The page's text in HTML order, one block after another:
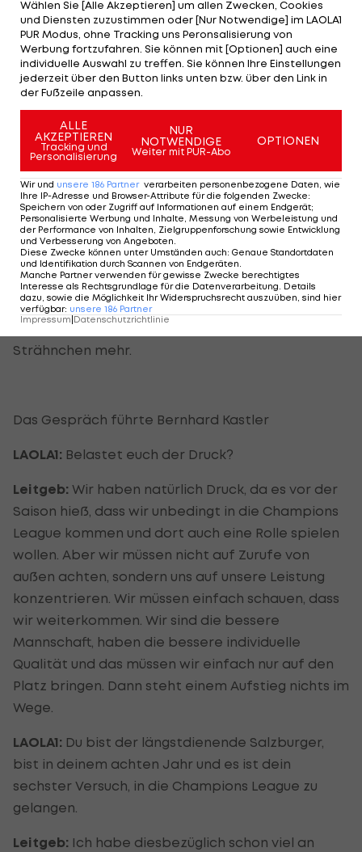
LAOLA1: Wolltest du es auch den Kritikern zeigen,
die dich nicht mehr auf der Rechnung hatten?
Leitgeb:Viele haben wohl nicht mehr daran
geglaubt, aber ich wollte es vor allem mir selbst
und ihr helfen kann. Und es hat nicht so schlecht
funktioniert (grinst).
LAOLA1:Eines müssen wir noch klären: Warum bist
du nicht mehr blond? Sind die Haare gefärbt?
Leitgeb:Ich habe sie mir nicht gefärbt, sondern
nur geschnitten und deswegen keine Strähnchen
mehr. Dafür habe ich jetzt graue Haare auf der
Seite (lacht). Aber wenn man schon verheiratet
ist und 30 Jahre alt wird, braucht es keine
Strähnchen mehr.
Das Gespräch führte Bernhard Kastler
LAOLA1: Belastet euch der Druck?
Leitgeb: Wir haben natürlich Druck, da es vor der
Saison hieß, dass wir unbedingt in die Champions
League kommen und dort auch eine Rolle spielen
wollen. Aber wir müssen nicht auf Zurufe von
außen achten, sondern uns auf unsere Leistung
konzentrieren. Wir müssen einfach schauen, dass
wir weiterkommen. Wir sind die bessere
Mannschaft, haben die bessere individuelle
Qualität und das müssen wir einfach nur auf den
Platz bringen. Dann steht einem Aufstieg nichts im
Wege.
LAOLA1: Du bist der längstdienende Salzburger,
bist in deinem achten Jahr und es ist dein
sechster Versuch, in die Champions League zu
gelangen.
Leitgeb: Ich habe diesbezüglich schon viel an
Wählen Sie [Alle Akzeptieren] um allen Zwecken, Cookies
und Diensten zuzustimmen oder [Nur Notwendige] im LAOLA1
PUR Modus, ohne Tracking uns Peronsalisierung von
Werbung fortzufahren. Sie können mit [Optionen] auch eine
individuelle Auswahl zu treffen. Sie können Ihre Einstellungen
jederzeit über den Button links unten bzw. über den Link in
der Fußzeile anpassen.
ALLE
AKZEPTIEREN
Tracking und
Personalisierung
NUR
NOTWENDIGE
Weiter mit PUR-Abo
OPTIONEN
Wir und unsere 186 Partner verarbeiten personenbezogene Daten, wie
Ihre IP-Adresse und Browser-Attribute für die folgenden Zwecke:
Speichern von oder Zugriff auf Informationen auf einem Endgerät;
Personalisierte Werbung und Inhalte, Messung von Werbeleistung und
der Performance von Inhalten, Zielgruppenforschung sowie Entwicklung
und Verbesserung von Angeboten
Diese Zwecke können unter Umständen auch: Genaue Standortdaten
und Identifikation durch Scannen von Endgeräten
Manche Partner verwenden für gewisse Zwecke berechtigtes
Interesse als Rechtsgrundlage für die Datenverarbeitung. Details
dazu, sowie die Möglichkeit Ihr Widerspruchsrecht auszuüben, sind hier
verfügbar: unsere 186 Partner
Impressum|Datenschutzrichtlinie